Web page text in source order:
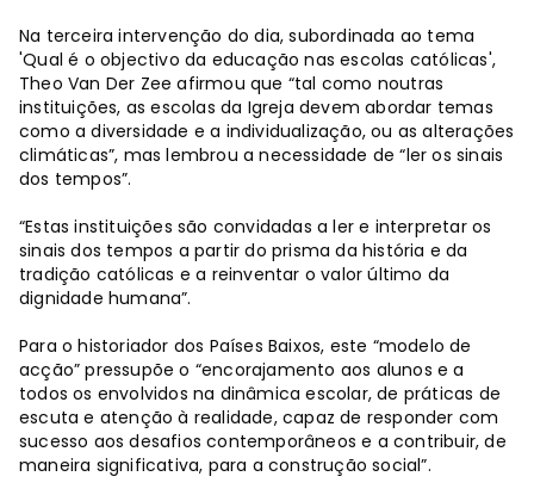
Na terceira intervenção do dia, subordinada ao tema
'Qual é o objectivo da educação nas escolas católicas',
Theo Van Der Zee afirmou que “tal como noutras
instituições, as escolas da Igreja devem abordar temas
como a diversidade e a individualização, ou as alterações
climáticas”, mas lembrou a necessidade de “ler os sinais
dos tempos”.
“Estas instituições são convidadas a ler e interpretar os
sinais dos tempos a partir do prisma da história e da
tradição católicas e a reinventar o valor último da
dignidade humana”.
Para o historiador dos Países Baixos, este “modelo de
acção” pressupõe o “encorajamento aos alunos e a
todos os envolvidos na dinâmica escolar, de práticas de
escuta e atenção à realidade, capaz de responder com
sucesso aos desafios contemporâneos e a contribuir, de
maneira significativa, para a construção social”.